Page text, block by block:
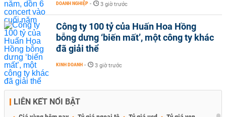
DOANH NGHIỆP - 3 giờ trước
Công ty 100 tỷ của Huấn Hoa Hồng
bỗng dưng ‘biến mất’, một công ty khác
đã giải thể
KINH DOANH - 3 giờ trước
LIÊN KẾT NỔI BẬT